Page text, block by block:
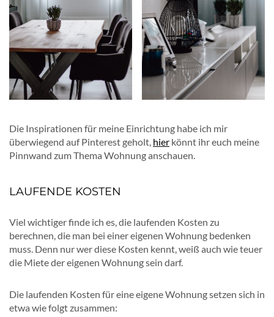
Die Inspirationen für meine Einrichtung habe ich mir
überwiegend auf Pinterest geholt, hier könnt ihr euch meine
Pinnwand zum Thema Wohnung anschauen.
LAUFENDE KOSTEN
Viel wichtiger finde ich es, die laufenden Kosten zu
berechnen, die man bei einer eigenen Wohnung bedenken
muss. Denn nur wer diese Kosten kennt, weiß auch wie teuer
die Miete der eigenen Wohnung sein darf.
Die laufenden Kosten für eine eigene Wohnung setzen sich in
etwa wie folgt zusammen: